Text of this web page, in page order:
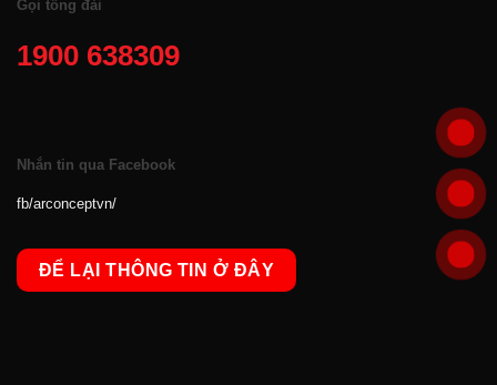
Gọi tổng đài
1900 638309
Nhắn tin qua Facebook
fb/arconceptvn/
ĐỂ LẠI THÔNG TIN Ở ĐÂY